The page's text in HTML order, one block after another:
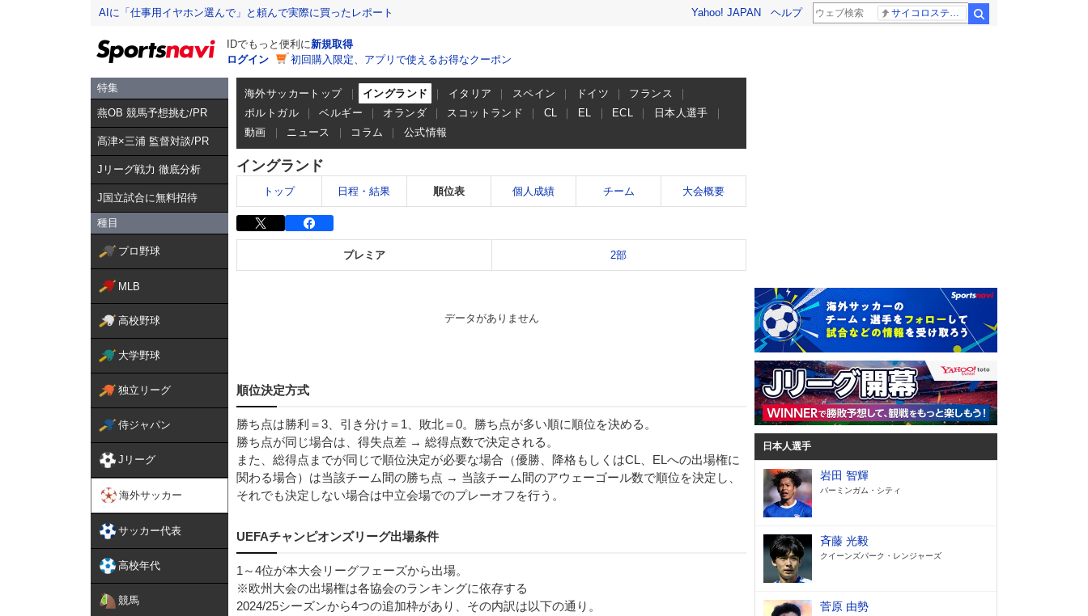
AIに「仕事用イヤホン選んで」と頼んで実際に買ったレポート Yahoo! JAPAN ヘルプ
IDでもっと便利に新規取得
ログイン
初回購入限定、アプリで使えるお得なクーポン
特集
燕OB 競馬予想挑む/PR
髙津×三浦 監督対談/PR
Jリーグ戦力 徹底分析
J国立試合に無料招待
種目
プロ野球
MLB
高校野球
大学野球
独立リーグ
侍ジャパン
Jリーグ
海外サッカー
サッカー代表
高校年代
競馬
海外サッカートップ イングランド イタリア スペイン ドイツ
フランス
ポルトガル
ベルギー オランダ スコットランド CL EL ECL
日本人選手
動画
ニュース コラム 公式情報
イングランド
トップ 日程・結果 順位表 個人成績 チーム 大会概要
プレミア 2部
データがありません
順位決定方式
勝ち点は勝利＝3、引き分け＝1、敗北＝0。勝ち点が多い順に順位を決める。
勝ち点が同じ場合は、得失点差 → 総得点数で決定される。
また、総得点までが同じで順位決定が必要な場合（優勝、降格もしくはCL、ELへの出場権に
関わる場合）は当該チーム間の勝ち点 → 当該チーム間のアウェーゴール数で順位を決定し、
それでも決定しない場合は中立会場でのプレーオフを行う。
UEFAチャンピオンズリーグ出場条件
1～4位が本大会リーグフェーズから出場。
※欧州大会の出場権は各協会のランキングに依存する
2024/25シーズンから4つの追加枠があり、その内訳は以下の通り。
日本人選手
岩田 智輝
バーミンガム・シティ
斉藤 光毅
クイーンズパーク・レンジャーズ
菅原 由勢